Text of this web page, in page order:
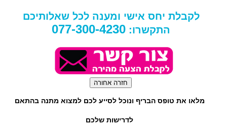
לקבלת יחס אישי ומענה לכל שאלותיכם
התקשרו:077-300-4230
מלאו את טופס הבריף ונוכל לסייע לכם למצוא מתנה בהתאם
לדרישות שלכם